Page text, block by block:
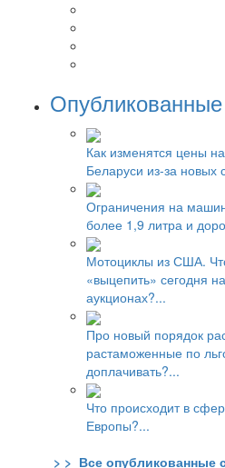
Опубликованные
Как изменятся цены
Беларуси из-за новых
Ограничения на
более 1,9 литра и
Мотоциклы из США.
«выцепить» сегодня
аукционах?...
Про новый порядок
растаможенные по
доплачивать?...
Что происходит в
Европы?...
> > Все опубликованные